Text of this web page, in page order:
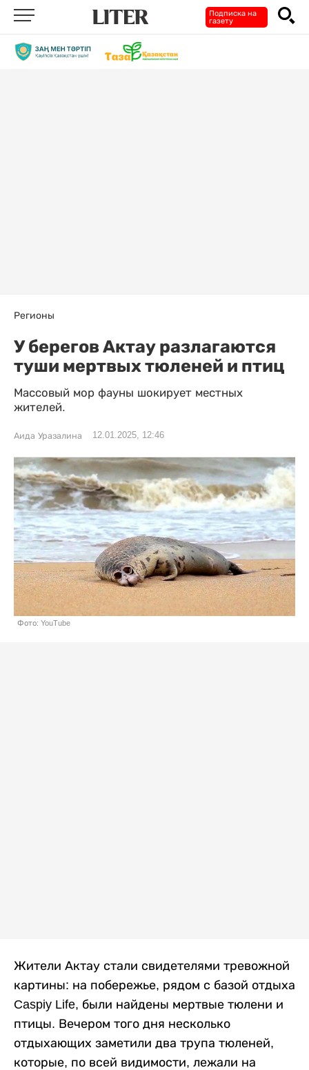
Подписка на
газету
Регионы
У берегов Актау разлагаются
туши мертвых тюленей и птиц
Массовый мор фауны шокирует местных
жителей.
Аида Уразалина 12.01.2025, 12:46
Фото: YouTube
Жители Актау стали свидетелями тревожной
картины: на побережье, рядом с базой отдыха
Caspiy Life, были найдены мертвые тюлени и
птицы. Вечером того дня несколько
отдыхающих заметили два трупа тюленей,
которые, по всей видимости, лежали на